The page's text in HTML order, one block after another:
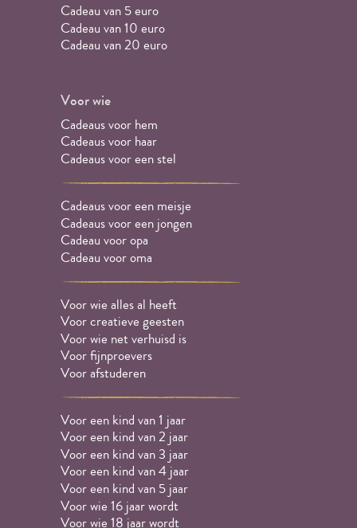
Cadeau van 5 euro
Cadeau van 10 euro
Cadeau van 20 euro
Voor wie
Cadeaus voor hem
Cadeaus voor haar
Cadeaus voor een stel
Cadeaus voor een meisje
Cadeaus voor een jongen
Cadeau voor opa
Cadeau voor oma
Voor wie alles al heeft
Voor creatieve geesten
Voor wie net verhuisd is
Voor fijnproevers
Voor afstuderen
Voor een kind van 1 jaar
Voor een kind van 2 jaar
Voor een kind van 3 jaar
Voor een kind van 4 jaar
Voor een kind van 5 jaar
Voor wie 16 jaar wordt
Voor wie 18 jaar wordt